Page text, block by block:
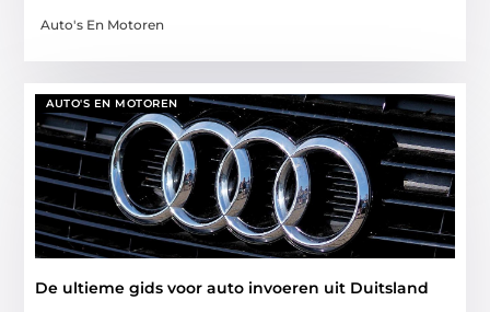
Auto's En Motoren
AUTO'S EN MOTOREN
De ultieme gids voor auto invoeren uit Duitsland